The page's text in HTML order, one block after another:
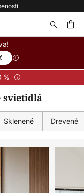
dní
%
svietidlá
Sklenené Drevené